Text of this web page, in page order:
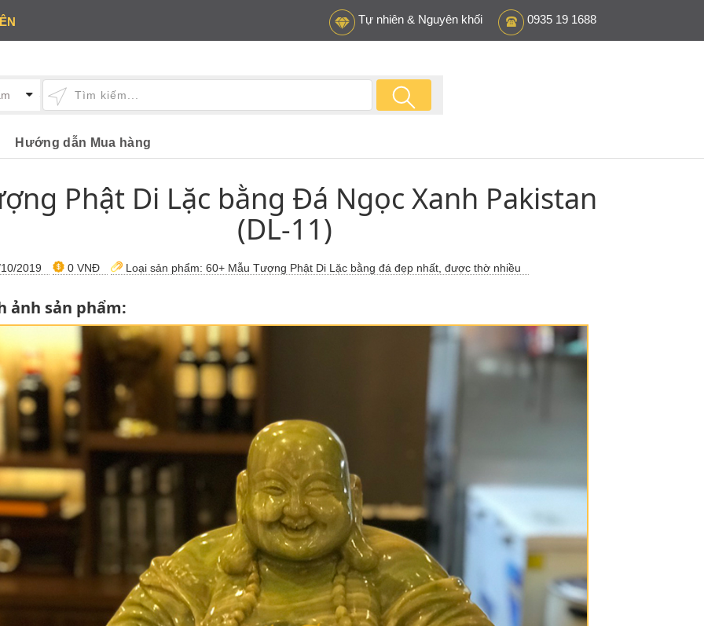
0935 19 1688
Tự nhiên & Nguyên khối
Hướng dẫn Mua hàng
Phật Di Lặc bằng Đá Ngọc Xanh Pakistan
(DL-11)
2019 0 VNĐ Loại sản phẩm: 60+ Mẫu Tượng Phật Di Lặc bằng đá đẹp nhất, được thờ nhiều
ảnh sản phẩm: